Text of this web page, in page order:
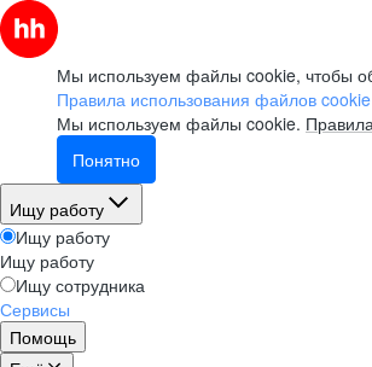
Мы используем файлы cookie, чтобы
Правила использования файлов cookie
Мы используем файлы cookie.
Понятно
Ищу работу
Ищу работу
Ищу работу
Ищу сотрудника
Сервисы
Помощь